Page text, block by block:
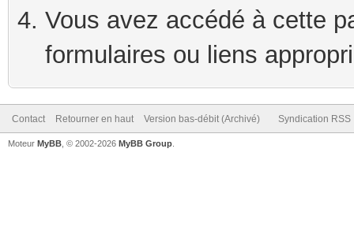
Vous avez accédé à cette
formulaires ou liens
Contact Retourner en haut Version bas-débit (Archivé) Syndication RSS
Moteur MyBB , © 2002-2026 MyBB Group